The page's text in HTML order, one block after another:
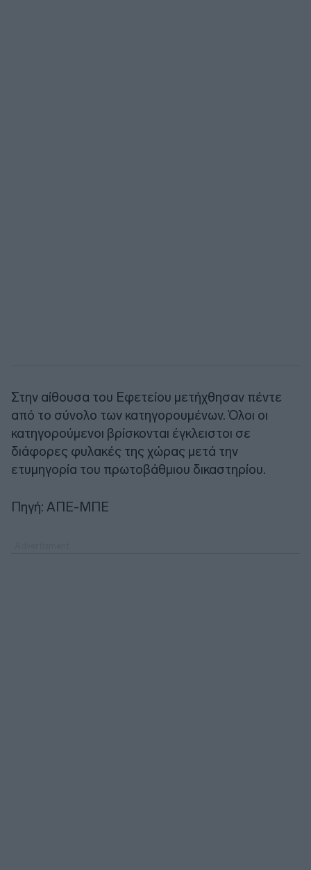
Στην αίθουσα του Εφετείου μετήχθησαν πέντε
από το σύνολο των κατηγορουμένων. Όλοι οι
κατηγορούμενοι βρίσκονται έγκλειστοι σε
διάφορες φυλακές της χώρας μετά την
ετυμηγορία του πρωτοβάθμιου δικαστηρίου.
Πηγή: ΑΠΕ-ΜΠΕ